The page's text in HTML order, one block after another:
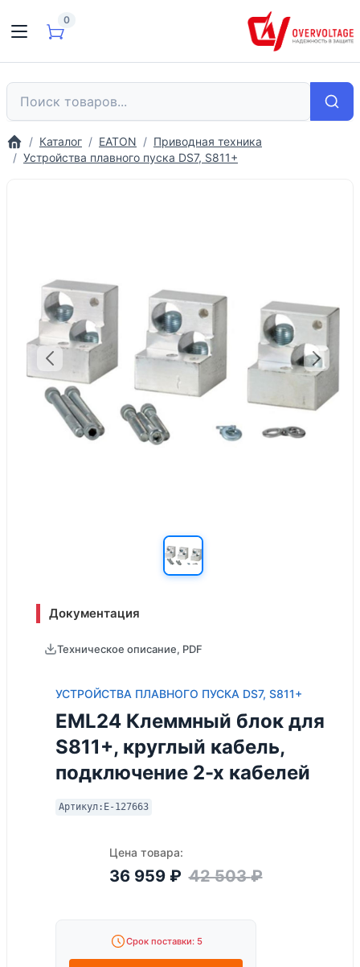
0
Каталог EATON
Приводная техника
Устройства плавного пуска DS7, S811+
Документация
Техническое описание, PDF
УСТРОЙСТВА ПЛАВНОГО ПУСКА DS7, S811+
EML24 Клеммный блок для
S811+, круглый кабель,
подключение 2-х кабелей
Артикул: E-127663
Цена товара:
36 959 ₽ 42 503₽
Срок поставки: 5